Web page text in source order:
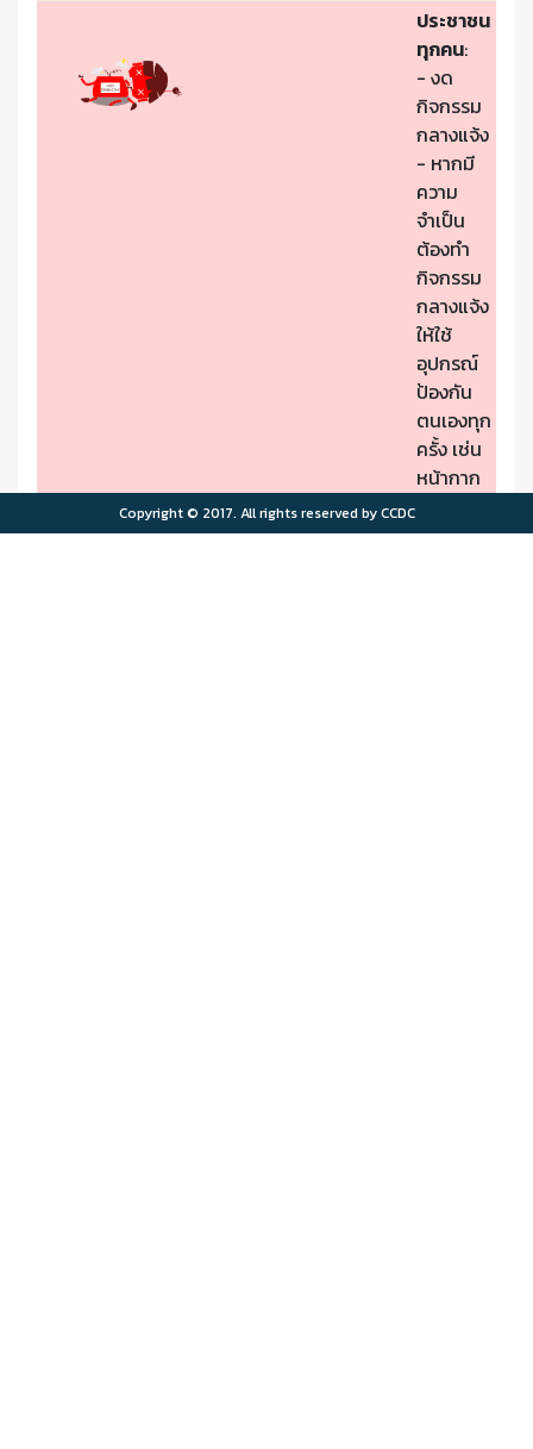
ประชาชน
ทุกคน:
- งด
กิจกรรม
กลางแจ้ง
- หากมี
ความ
จำเป็น
ต้องทำ
กิจกรรม
กลางแจ้ง
ให้ใช้
อุปกรณ์
ป้องกัน
ตนเองทุก
ครั้ง เช่น
หน้ากาก
PM2.5
Copyright © 2017. All rights reserved by CCDC